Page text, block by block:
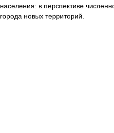
населения: в перспективе
города новых территорий.